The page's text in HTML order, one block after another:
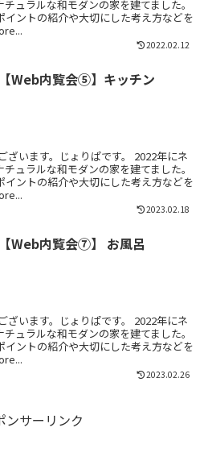
ュラルな和モダンの家を建てました。
ントの紹介や大切にした考え方などを
2022.02.12
【Web内覧会⑤】キッチン
ざいます。じょりぱです。 2022年にネ
ュラルな和モダンの家を建てました。
ントの紹介や大切にした考え方などを
2023.02.18
【Web内覧会⑦】 お風呂
ざいます。じょりぱです。 2022年にネ
ュラルな和モダンの家を建てました。
ントの紹介や大切にした考え方などを
2023.02.26
ンサーリンク